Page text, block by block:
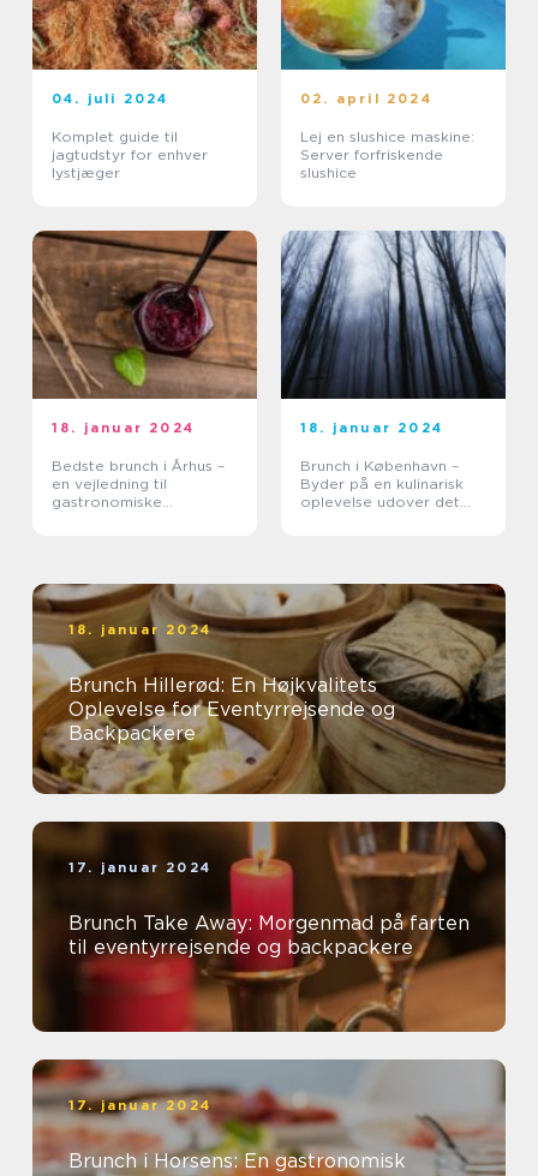
04. juli 2024
Komplet guide til
jagtudstyr for enhver
lystjæger
02. april 2024
Lej en slushice maskine:
Server forfriskende
slushice
18. januar 2024
Bedste brunch i Århus –
en vejledning til
gastronomiske
18. januar 2024
Brunch i København –
Byder på en kulinarisk
oplevelse udover det
18. januar 2024
Brunch Hillerød: En Højkvalitets
Oplevelse for Eventyrrejsende og
Backpackere
17. januar 2024
Brunch Take Away: Morgenmad på farten
til eventyrrejsende og backpackere
17. januar 2024
Brunch i Horsens: En gastronomisk